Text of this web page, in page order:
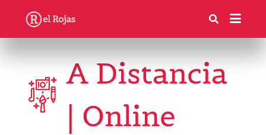
A Distancia
| Online